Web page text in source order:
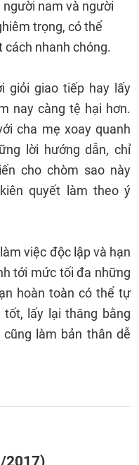
nam và người
trọng, có thể
cách nhanh chóng.
giỏi giao tiếp hay lấy
nay càng tệ hại hơn.
cha mẹ xoay quanh
lời hướng dẫn, chỉ
cho chòm sao này
quyết làm theo ý
việc độc lập và hạn
tới mức tối đa những
hoàn toàn có thể tự
lấy lại thăng bằng
làm bản thân dễ
2017)